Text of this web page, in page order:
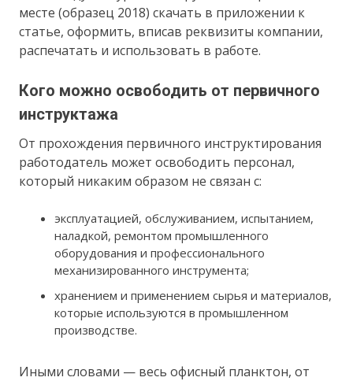
месте (образец 2018) скачать в приложении к
статье, оформить, вписав реквизиты компании,
распечатать и использовать в работе.
Кого можно освободить от первичного
инструктажа
От прохождения первичного инструктирования
работодатель может освободить персонал,
который никаким образом не связан с:
эксплуатацией, обслуживанием, испытанием,
наладкой, ремонтом промышленного
оборудования и профессионального
механизированного инструмента;
хранением и применением сырья и материалов,
которые используются в промышленном
производстве.
Иными словами — весь офисный планктон, от